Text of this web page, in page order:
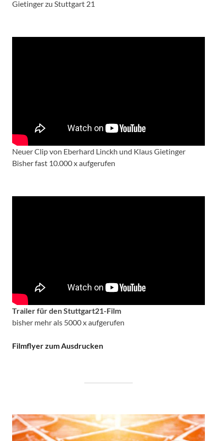
Gietinger zu Stuttgart 21
Neuer Clip von Eberhard Linckh und Klaus Gietinger
Bisher fast 10.000 x aufgerufen
Trailer für den Stuttgart21-Film
bisher mehr als 5000 x aufgerufen
Filmflyer zum Ausdrucken